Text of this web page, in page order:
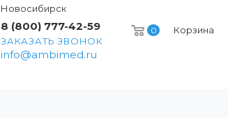
0 Корзина
Новосибирск
8 (800) 777-42-59
ЗАКАЗАТЬ ЗВОНОК
info@ambimed.ru